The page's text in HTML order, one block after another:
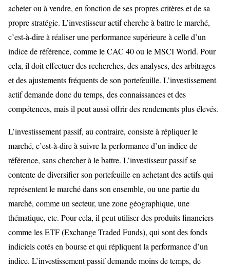
acheter ou à vendre, en fonction de ses propres critères et de sa
propre stratégie. L’investisseur actif cherche à battre le marché,
c’est-à-dire à réaliser une performance supérieure à celle d’un
indice de référence, comme le CAC 40 ou le MSCI World. Pour
cela, il doit effectuer des recherches, des analyses, des arbitrages
et des ajustements fréquents de son portefeuille. L’investissement
actif demande donc du temps, des connaissances et des
compétences, mais il peut aussi offrir des rendements plus élevés.
L’investissement passif, au contraire, consiste à répliquer le
marché, c’est-à-dire à suivre la performance d’un indice de
référence, sans chercher à le battre. L’investisseur passif se
contente de diversifier son portefeuille en achetant des actifs qui
représentent le marché dans son ensemble, ou une partie du
marché, comme un secteur, une zone géographique, une
thématique, etc. Pour cela, il peut utiliser des produits financiers
comme les ETF (Exchange Traded Funds), qui sont des fonds
indiciels cotés en bourse et qui répliquent la performance d’un
indice. L’investissement passif demande moins de temps, de